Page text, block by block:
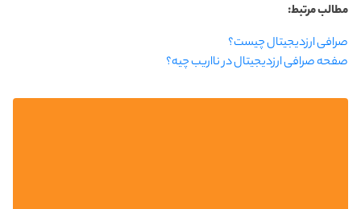
مطالب مرتبط:
صرافی ارزدیجیتال چیست؟
صفحه صرافی ارزدیجیتال در نااریب چیه؟